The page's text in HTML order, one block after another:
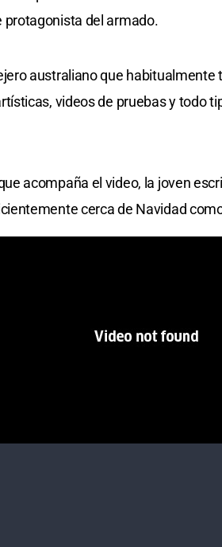
protagonista del armado.
australiano que
videos de pruebas y todo
acompaña el video, la joven
cerca de Navidad